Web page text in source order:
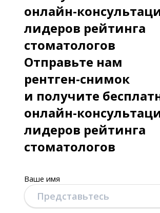
онлайн-
лидеров рейтинга
стоматологов
Отправьте нам
рентген-снимок
и получите
онлайн-
лидеров рейтинга
стоматологов
Ваше имя